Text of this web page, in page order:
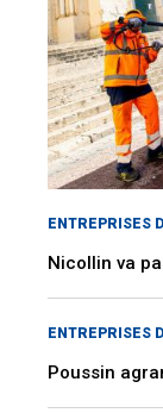
ENTREPRISES
Nicollin va
ENTREPRISES
Poussin